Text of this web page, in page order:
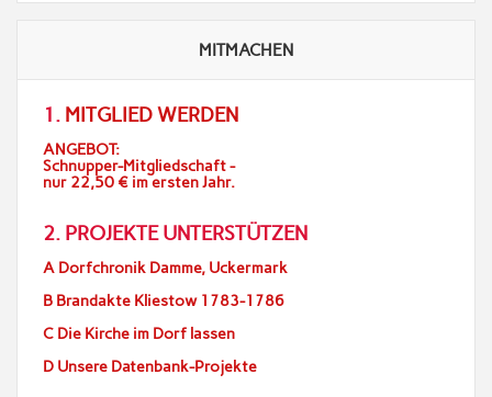
MITMACHEN
1. MITGLIED WERDEN
ANGEBOT:
Schnupper-Mitgliedschaft -
nur 22,50 € im ersten Jahr.
2. PROJEKTE UNTERSTÜTZEN
A Dorfchronik Damme, Uckermark
B Brandakte Kliestow 1783-1786
C Die Kirche im Dorf lassen
D Unsere Datenbank-Projekte